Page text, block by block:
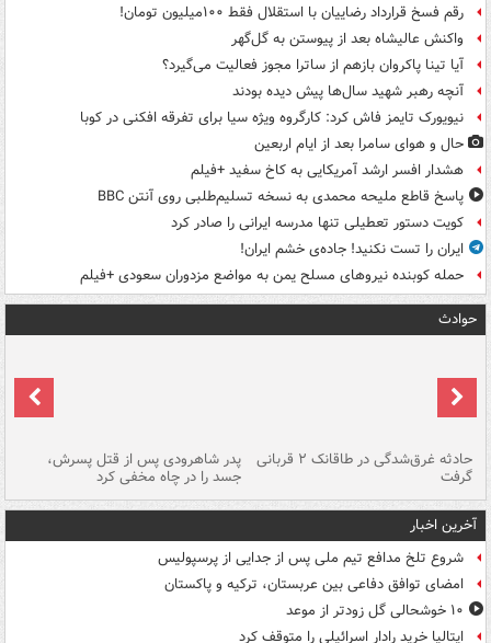
رقم فسخ قرارداد رضاییان با استقلال فقط ۱۰۰میلیون تومان!
واکنش عالیشاه بعد از پیوستن به گل‌گهر
آیا تینا پاکروان بازهم از ساترا مجوز فعالیت می‌گیرد؟
آنچه رهبر شهید سال‌ها پیش دیده بودند
نیویورک تایمز فاش کرد: کارگروه ویژه سیا برای تفرقه افکنی در کوبا
حال و هوای سامرا بعد از ایام اربعین
هشدار افسر ارشد آمریکایی به کاخ سفید +فیلم
پاسخ قاطع ملیحه محمدی به نسخه تسلیم‌طلبی روی آنتن BBC
کویت دستور تعطیلی تنها مدرسه ایرانی را صادر کرد
ایران را تست نکنید! جاده‌ی خشم ایران!
حمله کوبنده نیروهای مسلح یمن به مواضع مزدوران سعودی +فیلم
حوادث
حادثه غرق‌شدگی در طاقانک ۲ قربانی
گرفت
پدر شاهرودی پس از قتل پسرش،
جسد را در چاه مخفی کرد
آخرین اخبار
شروع تلخ مدافع تیم ملی پس از جدایی از پرسپولیس
امضای توافق دفاعی بین عربستان، ترکیه و پاکستان
۱۰ خوشحالی گل زودتر از موعد
ایتالیا خرید رادار اسرائیلی را متوقف کرد